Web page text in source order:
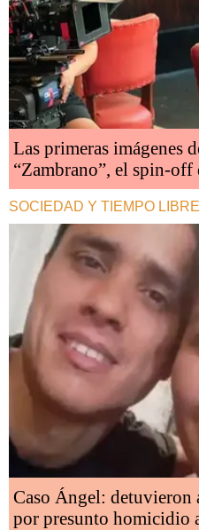
Las primeras imágenes
“Zambrano”, el spin-off
SOCIEDAD Y TIEMPO LIBRE
Caso Ángel: detuvieron
por presunto homicidio